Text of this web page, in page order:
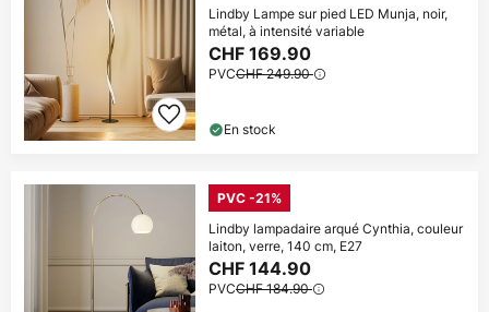
Lindby Lampe sur pied LED Munja, noir,
métal, à intensité variable
CHF 169.90
PVCCHF 249.90
En stock
PVC -21%
Lindby lampadaire arqué Cynthia, couleur
laiton, verre, 140 cm, E27
CHF 144.90
PVCCHF 184.90